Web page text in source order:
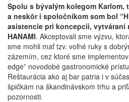
Spolu s bývalým kolegom Karlom,
a neskôr i spoločníkom som bol
asistencie pri koncepcii, vytváraní
HANAMI. Akceptovali sme výzvu,
sme mohli mať tzv. voľné ruky s
zázemím, cez ktoré sme
edge” novodobé gastronomické
Reštaurácia ako aj bar patria i v
špičkám na škandinávskom trhu a
pozornosti.